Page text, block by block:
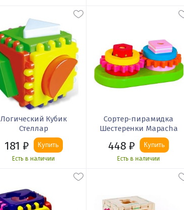
Логический Кубик
Стеллар
181 ₽ Купить
Есть в наличии
Сортер-пирамидка
Шестеренки Mapacha
448₽ Купить
Есть в наличии